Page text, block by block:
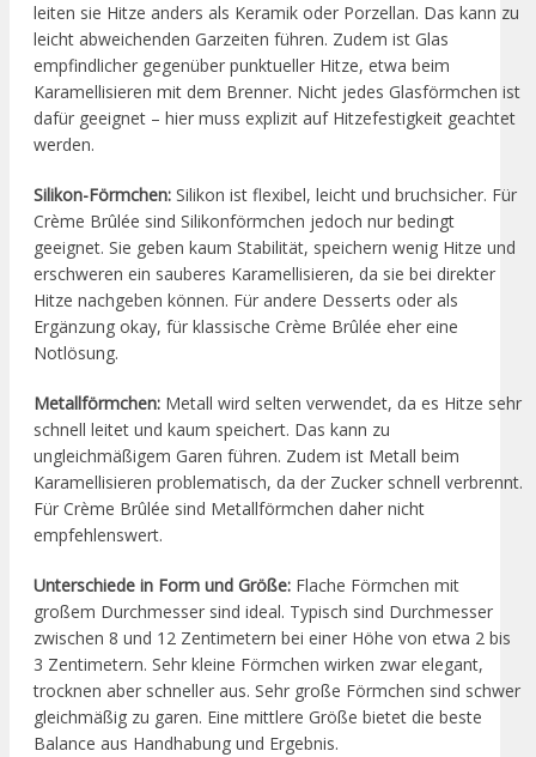
leiten sie Hitze anders als Keramik oder Porzellan. Das kann zu
leicht abweichenden Garzeiten führen. Zudem ist Glas
empfindlicher gegenüber punktueller Hitze, etwa beim
Karamellisieren mit dem Brenner. Nicht jedes Glasförmchen ist
dafür geeignet – hier muss explizit auf Hitzefestigkeit geachtet
werden.
Silikon-Förmchen: Silikon ist flexibel, leicht und bruchsicher. Für
Crème Brûlée sind Silikonförmchen jedoch nur bedingt
geeignet. Sie geben kaum Stabilität, speichern wenig Hitze und
erschweren ein sauberes Karamellisieren, da sie bei direkter
Hitze nachgeben können. Für andere Desserts oder als
Ergänzung okay, für klassische Crème Brûlée eher eine
Notlösung.
Metallförmchen: Metall wird selten verwendet, da es Hitze sehr
schnell leitet und kaum speichert. Das kann zu
ungleichmäßigem Garen führen. Zudem ist Metall beim
Karamellisieren problematisch, da der Zucker schnell verbrennt.
Für Crème Brûlée sind Metallförmchen daher nicht
empfehlenswert.
Unterschiede in Form und Größe: Flache Förmchen mit
großem Durchmesser sind ideal. Typisch sind Durchmesser
zwischen 8 und 12 Zentimetern bei einer Höhe von etwa 2 bis
3 Zentimetern. Sehr kleine Förmchen wirken zwar elegant,
trocknen aber schneller aus. Sehr große Förmchen sind schwer
gleichmäßig zu garen. Eine mittlere Größe bietet die beste
Balance aus Handhabung und Ergebnis.